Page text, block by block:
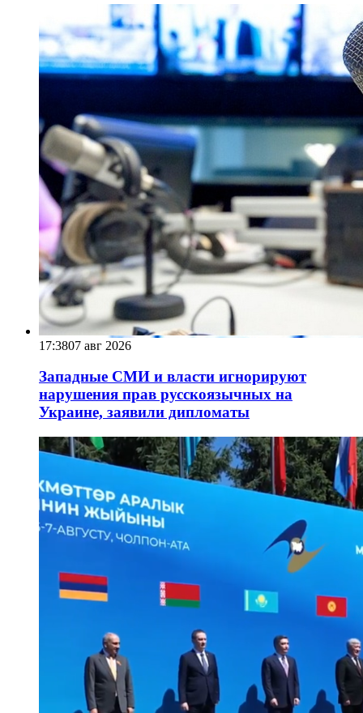
17:3807 авг 2026
Западные СМИ и власти игнорируют
нарушения прав русскоязычных на
Украине, заявили дипломаты